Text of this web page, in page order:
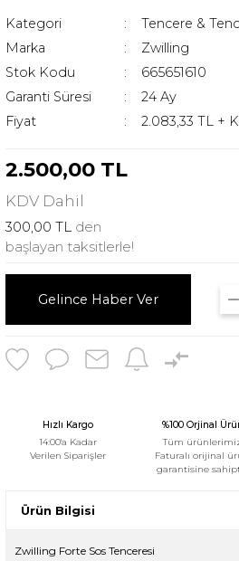
Kategori
Tencere &
Marka
Zwilling
Stok Kodu
665651610
Garanti Süresi
24 Ay
Fiyat
2.083,33 TL +
2.500,00 TL
KDV Dahil
300,00 TL den
başlayan taksitlerle!
Gelince Haber Ver
Hızlı Kargo
14:00'a Kadar
Verilen Siparişler
%100 Orjinal
Tüm
Faturalı orijinal
garantisine
Ürün Bilgisi
Zwilling Forte Sos Tenceresi